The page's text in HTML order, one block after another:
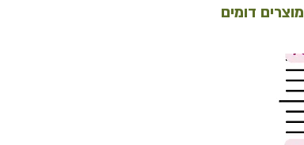
מוצרים דומים